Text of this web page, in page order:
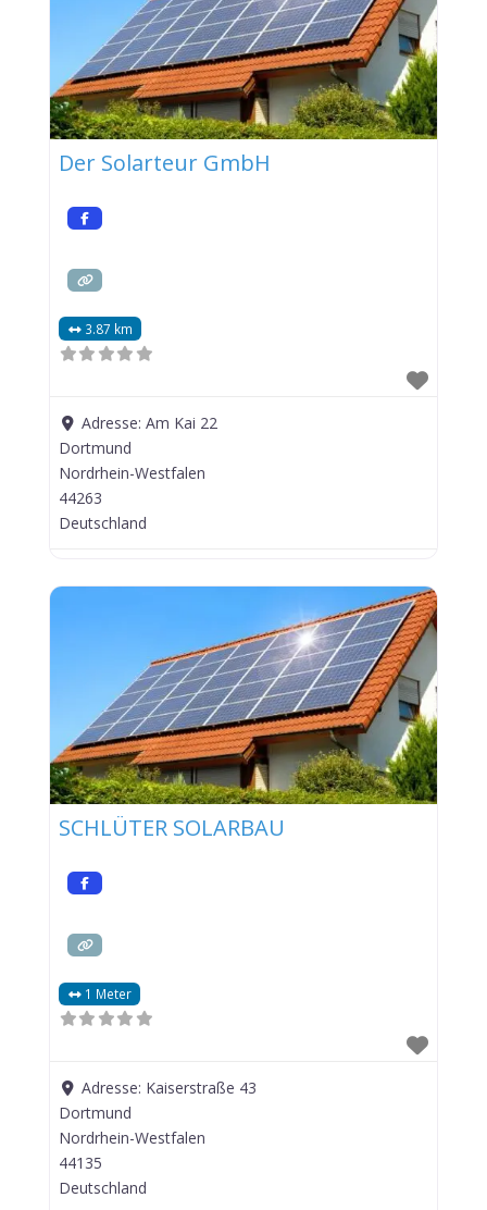
Der Solarteur GmbH
3.87 km
Adresse:Am Kai 22
Dortmund
Nordrhein-Westfalen
44263
Deutschland
SCHLÜTER SOLARBAU
1 Meter
Adresse: Kaiserstraße 43
Dortmund
Nordrhein-Westfalen
44135
Deutschland